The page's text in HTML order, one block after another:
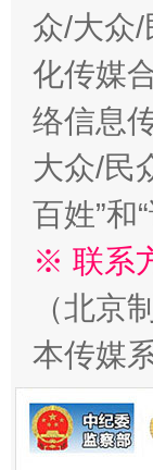
千
揭开“
众/大众
化传媒
络信息
大众/民
百姓”和
※ 联系
（北京
本传媒